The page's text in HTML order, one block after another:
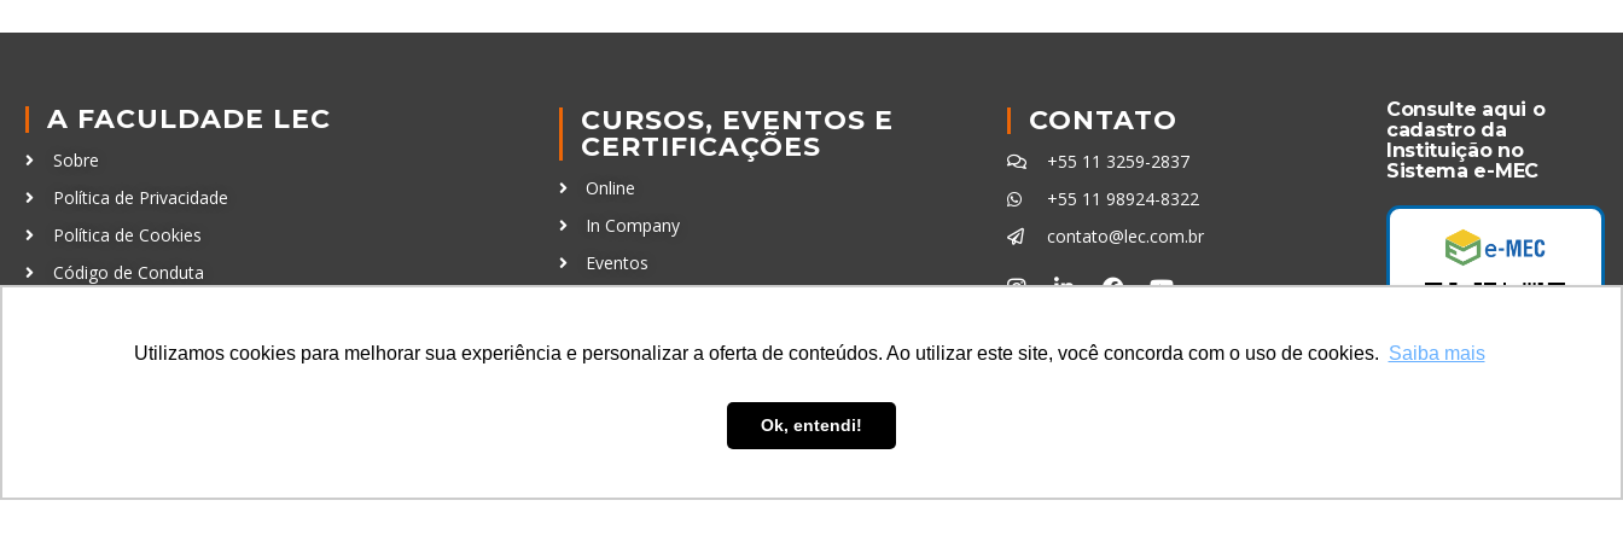
Utilizamos cookies para melhorar sua experiência e personalizar a oferta de conteúdos. Ao utilizar este site, você concorda com o uso de cookies. Saiba mais
Ok, entendi!
A FACULDADE LEC
Sobre
Política de Privacidade
Política de Cookies
Código de Conduta
CURSOS, EVENTOS E
CERTIFICAÇÕES
Online
In Company
Eventos
CONTATO
+55 11 3259-2837
+55 11 98924-8322
contato@lec.com.br
Consulte aqui o
cadastro da
Instituição no
Sistema e-MEC